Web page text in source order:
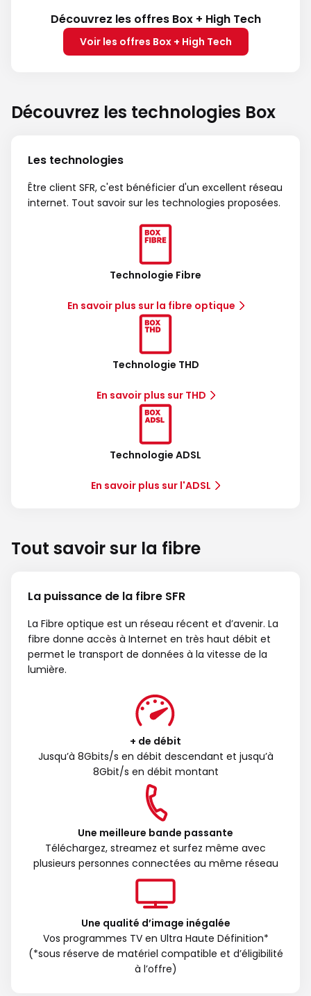
Découvrez les offres Box + High Tech
Voir les offres Box + High Tech
Découvrez les technologies Box
Les technologies
Être client SFR, c'est bénéficier d'un excellent réseau
internet. Tout savoir sur les technologies proposées.
Technologie Fibre
En savoir plus sur la fibre optique
Technologie THD
En savoir plus sur THD
Technologie ADSL
En savoir plus sur l'ADSL
Tout savoir sur la fibre
La puissance de la fibre SFR
La Fibre optique est un réseau récent et d’avenir. La
fibre donne accès à Internet en très haut débit et
permet le transport de données à la vitesse de la
lumière.
+ de débit
Jusqu’à 8Gbits/s en débit descendant et jusqu’à
8Gbit/s en débit montant
Une meilleure bande passante
Téléchargez, streamez et surfez même avec
plusieurs personnes connectées au même réseau
Une qualité d’image inégalée
Vos programmes TV en Ultra Haute Définition*
(*sous réserve de matériel compatible et d’éligibilité
à l’offre)